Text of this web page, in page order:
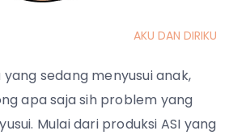
AKU DAN DIRIKU
sedang menyusui anak,
apa saja sih problem yang
Mulai dari produksi ASI yang